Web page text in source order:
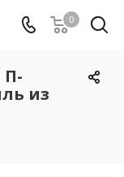
0
П-
из